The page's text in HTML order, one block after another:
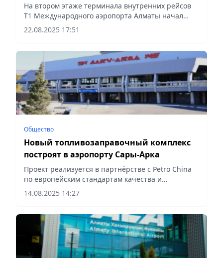
На втором этаже терминала внутренних рейсов
Т1 Международного аэропорта Алматы начал
свою работу временный VIP Lounge,
сообщает Vecher.kz.
22.08.2025 17:51
Общество
Новый топливозаправочный комплекс
построят в аэропорту Сары-Арка
Проект реализуется в партнёрстве с Petro China
по европейским стандартам качества и
безопасности, сообщает Vecher.kz.
14.08.2025 14:27